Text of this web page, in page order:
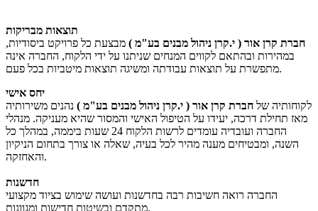
תוצאות מבריקות
חברת קרן אור ( י.קרן ניהול מבנים בע"מ ) מבצעת כל פרויקט ביסודיות,
במהירות ובהתאם לקווים המנחים שניתנו על ידי הלקוח, החברה אינה
מתפשרת על תוצאות עבודתה ומשיגה תוצאות מיטביות בכל פעם.
יחס אישי
לקוחותיה של חברת קרן אור ( י.קרן ניהול מבנים בע"מ ) נהנים משירותיה
מאז תחילת דרכה, יעידו על הטיפול האישי והמסור שהיא מעניקה. מנהלי
החברה ועובדיה עומדים לרשות הלקוח 24 שעות ביממה, במהלך כל
השנה, ומבטיחים מענה מהיר לכל בעיה, שאלה או צורך בתחום הניקיון
והאחזקה.
חדשנות
החברה רואה חשיבות רבה בחדשנות ועושה שימוש בציוד מקצועי
מתקדם ובשיטות חדישות ומגוונות.